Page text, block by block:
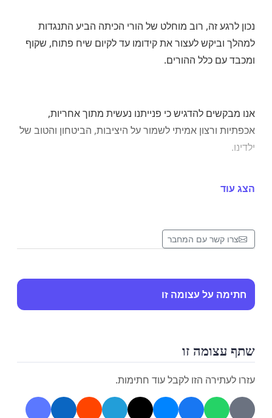
נכון לרגע זה, רוב מוחלט של הורי הכיתה הביע התנגדות
למהלך וביקש לעצור את קידומו עד לקיום שיח פתוח, שקוף
ומכבד עם כלל ההורים.
אנו מבקשים להדגיש כי פנייתנו נעשית מתוך אחריות,
אכפתיות ורצון אמיתי לשמור על היציבות, הביטחון והטוב של
ילדינו.
• הצגת השיקולים המקצועיים והשלכות המהלך באופן מלא
ושקוף
אנו קוראים להנהלת בית הספר ולעירייה לעצור את קידום
טובת הילדים בראש ובראשונה.
הצג עוד
צרו קשר עם המחבר
חתימה על עצומה זו
שתף עצומה זו
עזרו לעתירה הזו לקבל עוד חתימות.